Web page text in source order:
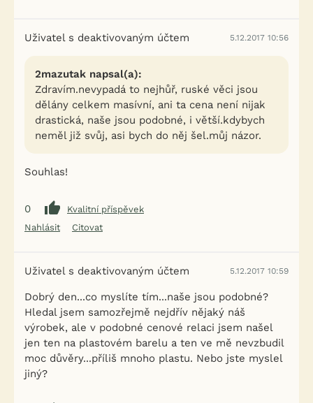
Uživatel s deaktivovaným účtem 5.12.2017 10:56
2mazutak napsal(a):
Zdravím.nevypadá to nejhůř, ruské věci jsou
dělány celkem masívní, ani ta cena není nijak
drastická, naše jsou podobné, i větší.kdybych
neměl již svůj, asi bych do něj šel.můj názor.
Souhlas!
0
Kvalitní příspěvek
Nahlásit
Citovat
Uživatel s deaktivovaným účtem 5.12.2017 10:59
Dobrý den...co myslíte tím...naše jsou podobné?
Hledal jsem samozřejmě nejdřív nějaký náš
výrobek, ale v podobné cenové relaci jsem našel
jen ten na plastovém barelu a ten ve mě nevzbudil
moc důvěry...příliš mnoho plastu. Nebo jste myslel
jiný?